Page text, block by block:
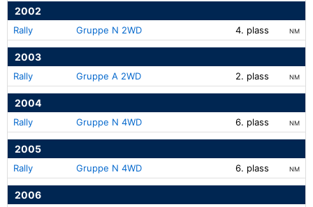
2002
Rally Gruppe N 2WD 4. plass NM
2003
Rally Gruppe A 2WD 2. plass NM
2004
Rally Gruppe N 4WD 6. plass NM
2005
Rally Gruppe N 4WD 6. plass NM
2006